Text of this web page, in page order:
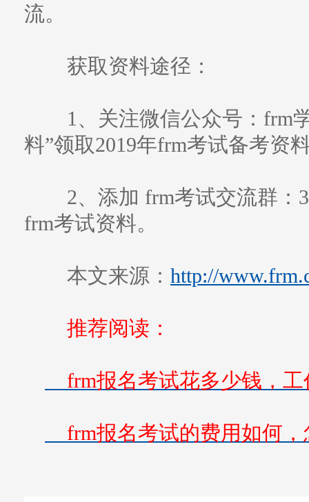
流。
获取资料途径：
1、关注微信公众号：frm
料”领取2019年frm考试备考资
2、添加 frm考试交流群：
frm考试资料。
本文来源： http://
推荐阅读：
frm报名考试花多少钱，工
frm报名考试的费用如何，